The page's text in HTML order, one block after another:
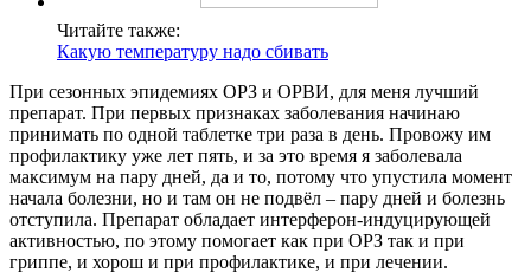
Читайте также:
Какую температуру надо сбивать
При сезонных эпидемиях ОРЗ и ОРВИ, для меня лучший
препарат. При первых признаках заболевания начинаю
принимать по одной таблетке три раза в день. Провожу им
профилактику уже лет пять, и за это время я заболевала
максимум на пару дней, да и то, потому что упустила момент
начала болезни, но и там он не подвёл – пару дней и болезнь
отступила. Препарат обладает интерферон-индуцирующей
активностью, по этому помогает как при ОРЗ так и при
гриппе, и хорош и при профилактике, и при лечении.